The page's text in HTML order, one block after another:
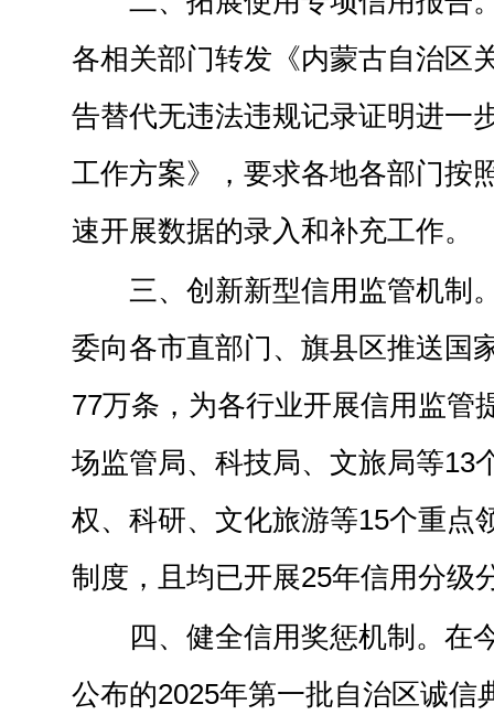
各相关部门转发《内蒙古自治区
告替代无违法违规记录证明进一
工作方案》，要求各地各部门按
速开展数据的录入和补充工作。
三、创新新型信用监管机制
委向各市直部门、旗县区推送国
77万条，为各行业开展信用监管
场监管局、科技局、文旅局等13
权、科研、文化旅游等15个重点
制度，且均已开展25年信用分级
四、健全信用奖惩机制。在
公布的2025年第一批自治区诚信